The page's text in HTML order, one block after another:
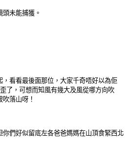
未能捕獲。
看看最後面那位，大家千奇唔好以為佢
了，可想而知風有幾大及風從哪方向吹
落山呀！
們好似留底左各爸爸媽媽在山頂食緊西北